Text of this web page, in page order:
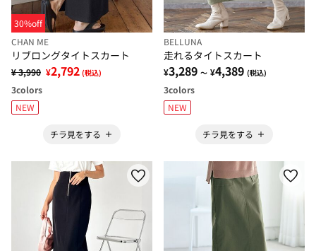
30%off
CHAN ME
リブロングタイトスカート
¥ 3,990 ¥2,792 (税込)
3colors
NEW
チラ見をする
BELLUNA
走れるタイトスカート
¥3,289 ～ ¥4,389 (税込)
3colors
NEW
チラ見をする